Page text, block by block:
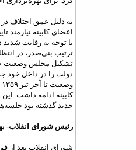
به دلیل عمق اختلاف
اعضای کابینه نیازمند
با توجه به رقابت
ترتیب بنی‌صدر، در
دولت را در داخل خود
کابینه ادامه داشت.
جدید گذشته بود
رئیس شورای انقلاب-